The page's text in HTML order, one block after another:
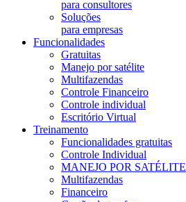
para consultores
Soluções
para empresas
Funcionalidades
Gratuitas
Manejo por satélite
Multifazendas
Controle Financeiro
Controle individual
Escritório Virtual
Treinamento
Funcionalidades gratuitas
Controle Individual
MANEJO POR SATÉLITE
Multifazendas
Financeiro